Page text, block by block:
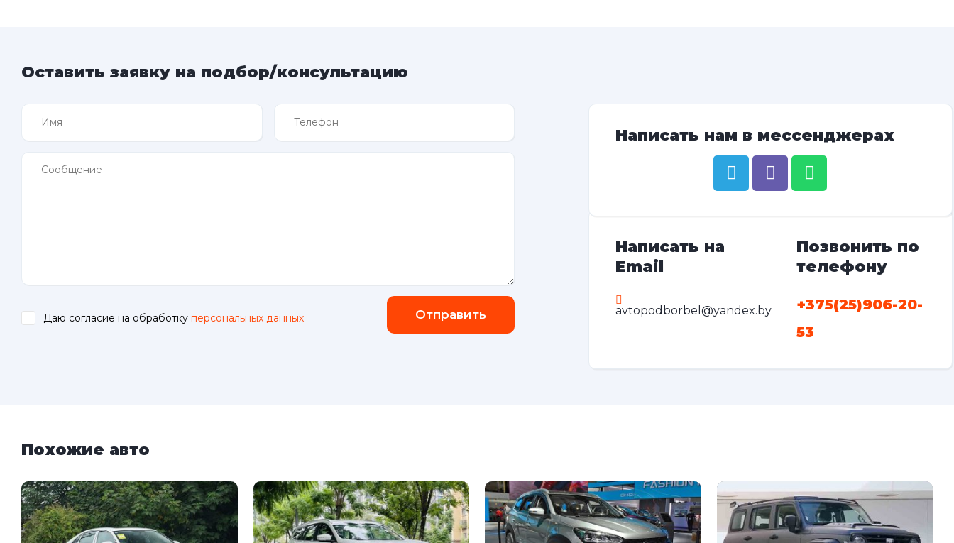
Оставить заявку на подбор/консультацию
Даю согласие на обработку персональных данных Отправить
Написать нам в мессенджерах
Написать на
Email
avtopodborbel@yandex.by
Позвонить по
телефону
+375(25)906-20-
53
Похожие авто